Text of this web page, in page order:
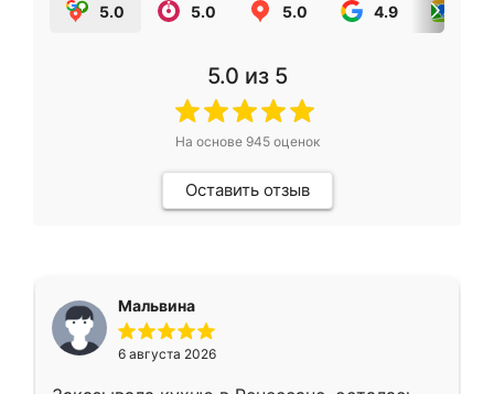
5.0 5.0 5.0 4.9
5.0 из 5
На основе 945оценок
Оставить отзыв
Мальвина
6 августа 2026